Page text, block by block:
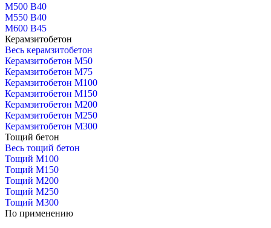
М500 В40
М550 В40
М600 В45
Керамзитобетон
Весь керамзитобетон
Керамзитобетон М50
Керамзитобетон М75
Керамзитобетон М100
Керамзитобетон М150
Керамзитобетон М200
Керамзитобетон М250
Керамзитобетон М300
Тощий бетон
Весь тощий бетон
Тощий М100
Тощий М150
Тощий М200
Тощий М250
Тощий М300
По применению